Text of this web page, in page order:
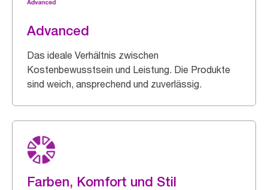
Advanced
Das ideale Verhältnis zwischen
Kostenbewusstsein und Leistung. Die Produkte
sind weich, ansprechend und zuverlässig.
Farben, Komfort und Stil